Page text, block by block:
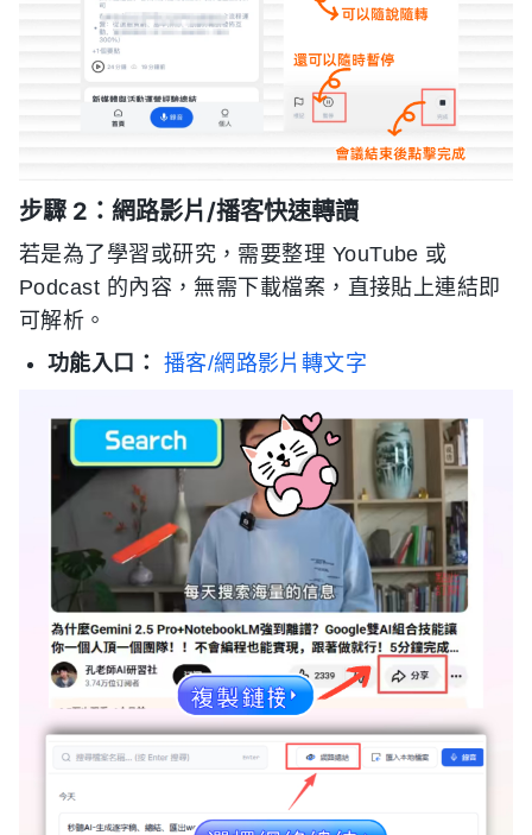
步驟 2：網路影片/播客快速轉讀
若是為了學習或研究，需要整理 YouTube 或
Podcast 的內容，無需下載檔案，直接貼上連結即
可解析。
功能入口：
播客/網路影片轉文字